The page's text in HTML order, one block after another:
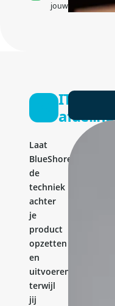
jouw team
IT-
afdeling
Laat
BlueShores
de
techniek
achter
je
product
opzetten
en
uitvoeren,
terwijl
jij